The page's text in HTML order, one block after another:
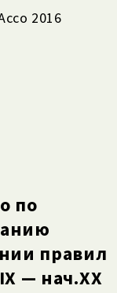
2016
по
правил
— нач.ХХ